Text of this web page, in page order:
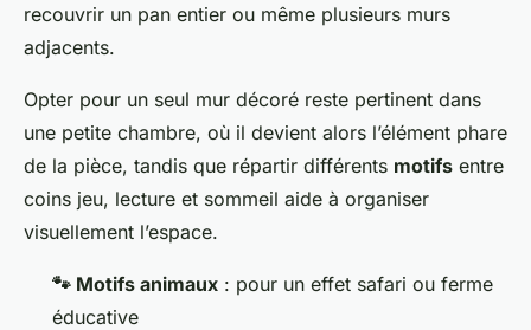
recouvrir un pan entier ou même plusieurs murs
adjacents.
Opter pour un seul mur décoré reste pertinent dans
une petite chambre, où il devient alors l’élément phare
de la pièce, tandis que répartir différents motifs entre
coins jeu, lecture et sommeil aide à organiser
visuellement l’espace.
🐾 Motifs animaux : pour un effet safari ou ferme
éducative